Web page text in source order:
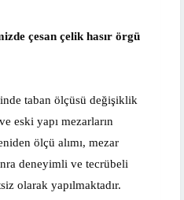
çesan çelik hasır örgü
taban ölçüsü değişiklik
eski yapı mezarların
ölçü alımı, mezar
deneyimli ve tecrübeli
olarak yapılmaktadır.